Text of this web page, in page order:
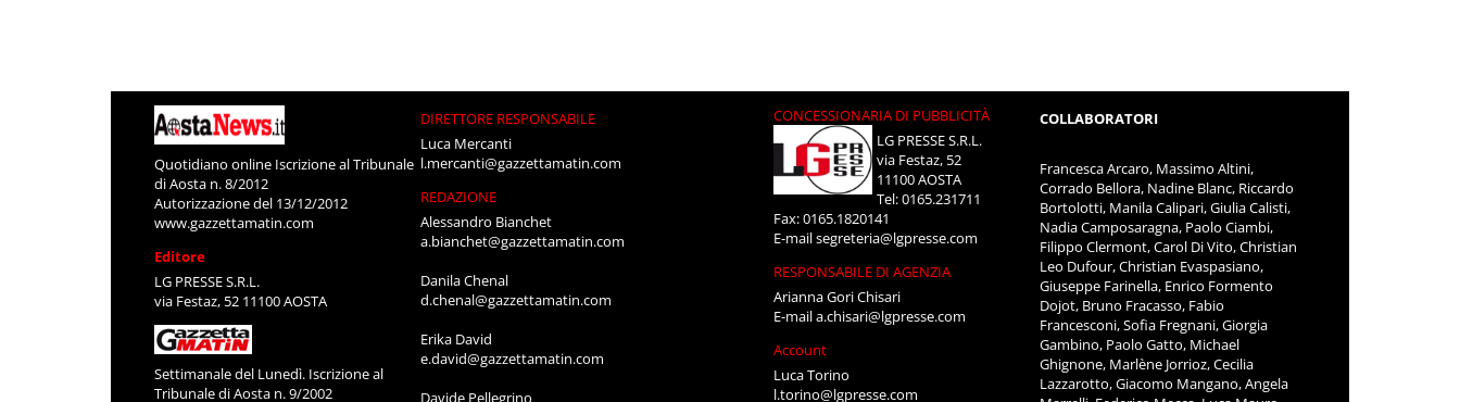
Quotidiano online Iscrizione al Tribunale
di Aosta n. 8/2012
Autorizzazione del 13/12/2012
www.gazzettamatin.com
Editore
LG PRESSE S.R.L.
via Festaz, 52 11100 AOSTA
Settimanale del Lunedì. Iscrizione al
Tribunale di Aosta n. 9/2002
DIRETTORE RESPONSABILE
Luca Mercanti
l.mercanti@gazzettamatin.com
REDAZIONE
Alessandro Bianchet
a.bianchet@gazzettamatin.com
Danila Chenal
d.chenal@gazzettamatin.com
Erika David
e.david@gazzettamatin.com
Davide Pellegrino
CONCESSIONARIA DI PUBBLICITÀ
LG PRESSE S.R.L.
via Festaz, 52
11100 AOSTA
Tel: 0165.231711
Fax: 0165.1820141
E-mailsegreteria@lgpresse.com
RESPONSABILE DI AGENZIA
Arianna Gori Chisari
E-maila.chisari@lgpresse.com
Account
Luca Torino
l.torino@lgpresse.com
COLLABORATORI
Francesca Arcaro, Massimo Altini,
Corrado Bellora, Nadine Blanc, Riccardo
Bortolotti, Manila Calipari, Giulia Calisti,
Nadia Camposaragna, Paolo Ciambi,
Filippo Clermont, Carol Di Vito, Christian
Leo Dufour, Christian Evaspasiano,
Giuseppe Farinella, Enrico Formento
Dojot, Bruno Fracasso, Fabio
Francesconi, Sofia Fregnani, Giorgia
Gambino, Paolo Gatto, Michael
Ghignone, Marlène Jorrioz, Cecilia
Lazzarotto, Giacomo Mangano, Angela